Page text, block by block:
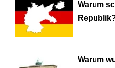
Warum
Republik?
Warum